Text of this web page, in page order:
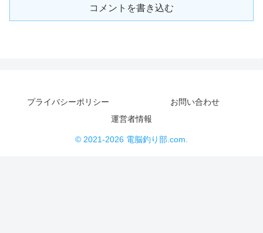
コメントを書き込む
プライバシーポリシー
お問い合わせ
運営者情報
© 2021-2026 電脳釣り部.com.